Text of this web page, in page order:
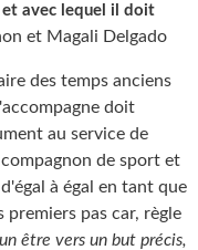
avec lequel il doit
et Magali Delgado
des temps anciens
doit
au service de
de sport et
à égal en tant que
premiers pas car, règle
être vers un but précis,